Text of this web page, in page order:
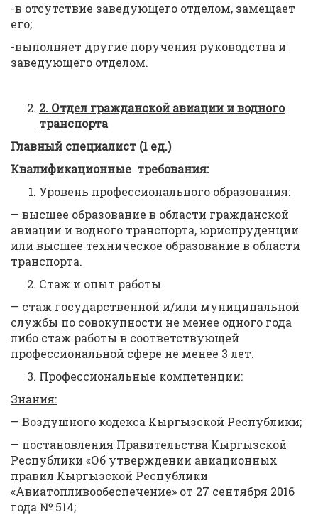
-в отсутствие заведующего отделом, замещает
его;
-выполняет другие поручения руководства и
заведующего отделом.
2. Отдел гражданской авиации и водного
транспорта
Главный специалист (1 ед.)
Квалификационные требования:
Уровень профессионального образования:
— высшее образование в области гражданской
авиации и водного транспорта, юриспруденции
или высшее техническое образование в области
транспорта.
Стаж и опыт работы
— стаж государственной и/или муниципальной
службы по совокупности не менее одного года
либо стаж работы в соответствующей
профессиональной сфере не менее 3 лет.
Профессиональные компетенции:
Знания:
— Воздушного кодекса Кыргызской Республики;
— постановления Правительства Кыргызской
Республики «Об утверждении авиационных
правил Кыргызской Республики
«Авиатопливообеспечение» от 27 сентября 2016
года № 514;